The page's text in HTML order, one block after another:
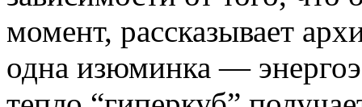
момент, рассказывает
одна изюминка —